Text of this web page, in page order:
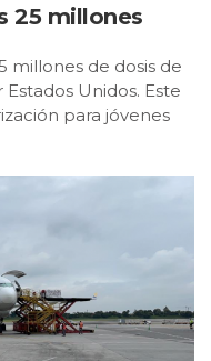
25 millones
millones de dosis de
Unidos. Este
para jóvenes